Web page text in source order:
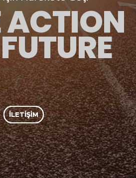
ACTION
İLETIŞIM
İLETIŞIM